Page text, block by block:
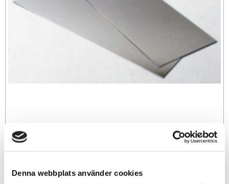
Denna webbplats använder cookies
89sek